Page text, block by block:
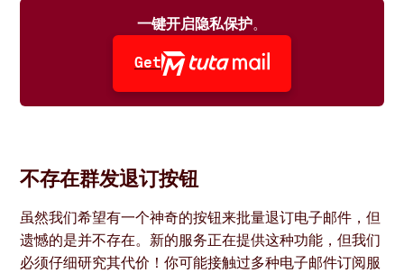
一键开启隐私保护。
Get
不存在群发退订按钮
虽然我们希望有一个神奇的按钮来批量退订电子邮件，但
遗憾的是并不存在。新的服务正在提供这种功能，但我们
必须仔细研究其代价！你可能接触过多种电子邮件订阅服